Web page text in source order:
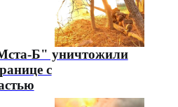
Б" уничтожили
с